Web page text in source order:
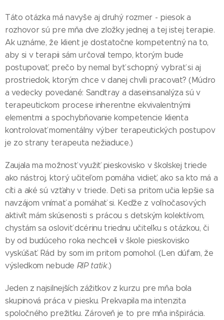
Táto otázka má navyše aj druhý rozmer - piesok a
rozhovor sú pre mňa dve zložky jednej a tej istej terapie.
Ak uznáme, že klient je dostatočne kompetentný na to,
aby si v terapii sám určoval tempo, ktorým bude
postupovať, prečo by nemal byť schopný vybrať si aj
prostriedok, ktorým chce v danej chvíli pracovať? (Múdro
a vedecky povedané: Sandtray a daseinsanalýza sú v
terapeutickom procese inherentne ekvivalentnými
elementmi a spochybňovanie kompetencie klienta
kontrolovať momentálny výber terapeutických postupov
je zo strany terapeuta nežiaduce.)
Zaujala ma možnosť využiť pieskovisko v školskej triede
ako nástroj, ktorý učiteľom pomáha vidieť, ako sa kto má a
cíti a aké sú vzťahy v triede. Deti sa pritom učia lepšie sa
navzájom vnímať a pomáhať si. Keďže z voľnočasových
aktivít mám skúsenosti s prácou s detským kolektívom,
chystám sa osloviť dcérinu triednu učiteľku s otázkou, či
by od budúceho roka nechceli v škole pieskovisko
vyskúšať. Rád by som im pritom pomohol. (Len dúfam, že
výsledkom nebude RIP tatik.)
Jeden z najsilnejších zážitkov z kurzu pre mňa bola
skupinová práca v piesku. Prekvapila ma intenzita
spoločného prežitku. Zároveň je to pre mňa inšpirácia.